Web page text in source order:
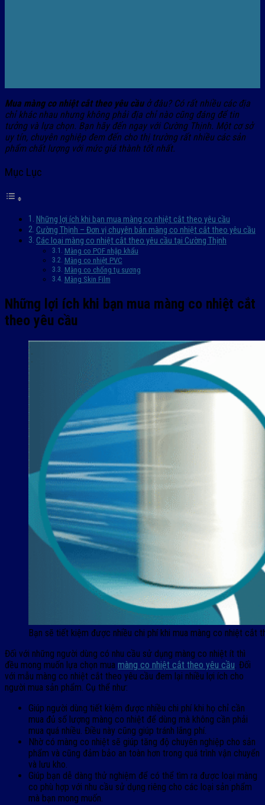
Mua màng co nhiệt cắt theo yêu cầu ở đâu? Có rất nhiều các địa
chỉ khác nhau nhưng không phải địa chỉ nào cũng đáng để tin
tưởng và lựa chọn. Bạn hãy đến ngay với Cường Thịnh. Một cơ sở
uy tín, chuyên nghiệp đem đến cho thị trường rất nhiều các sản
phẩm chất lượng với mức giá thành tốt nhất.
Mục Lục
Những lợi ích khi bạn mua màng co nhiệt cắt theo yêu cầu
Cường Thịnh – Đơn vị chuyên bán màng co nhiệt cắt theo yêu cầu
Các loại màng co nhiệt cắt theo yêu cầu tại Cường Thịnh
Màng co POF nhập khẩu
Màng co nhiệt PVC
Màng co chống tụ sương
Màng Skin Film
Những lợi ích khi bạn mua màng co nhiệt cắt
theo yêu cầu
Bạn sẽ tiết kiệm được nhiều chi phí khi mua màng co nhiệt cắt
Đối với những người dùng có nhu cầu sử dụng màng co nhiệt ít thì
đều mong muốn lựa chọn mua màng co nhiệt cắt theo yêu cầu. Đối
với mẫu màng co nhiệt cắt theo yêu cầu đem lại nhiều lợi ích cho
người mua sản phẩm. Cụ thể như:
Giúp người dùng tiết kiệm được nhiều chi phí khi họ chỉ cần
mua đủ số lượng màng co nhiệt để dùng mà không cần phải
mua quá nhiều. Điều này cũng giúp tránh lãng phí.
Nhờ có màng co nhiệt sẽ giúp tăng độ chuyên nghiệp cho sản
phẩm và cũng đảm bảo an toàn hơn trong quá trình vận chuyển
và lưu kho.
Giúp bạn dễ dàng thử nghiệm để có thể tìm ra được loại màng
co phù hợp với nhu cầu sử dụng riêng cho các loại sản phẩm
mà bạn mong muốn.